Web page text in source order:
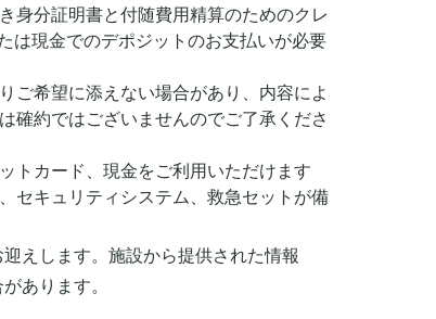
身分証明書と付随費用精算のためのクレ
現金でのデポジットのお支払いが必要
ご希望に添えない場合があり、内容によ
確約ではございませんのでご了承くださ
トカード、現金をご利用いただけます
セキュリティシステム、救急セットが備
えします。施設から提供された情報
あります。